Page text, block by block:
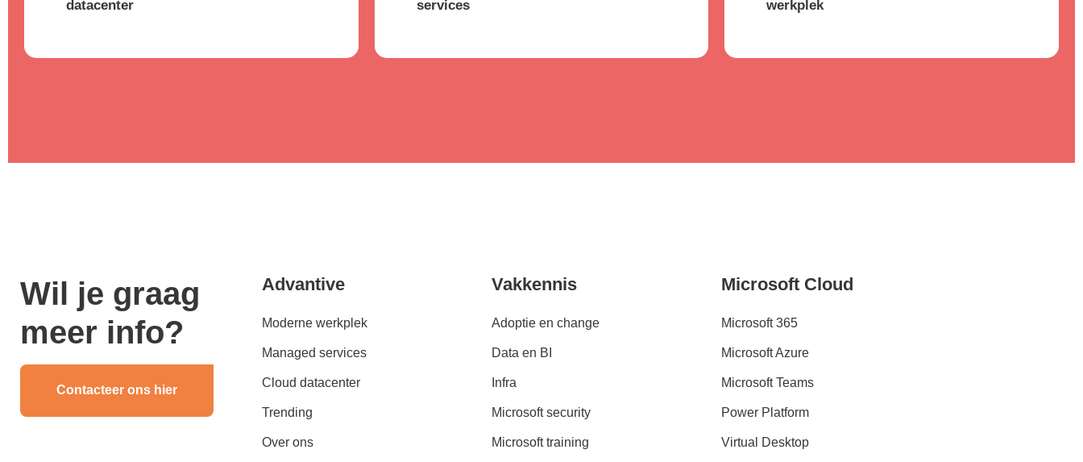
datacenter
services
werkplek
Wil je graag
meer info?
Contacteer ons hier
Advantive
Moderne werkplek
Managed services
Cloud datacenter
Trending
Over ons
Vakkennis
Adoptie en change
Data en BI
Infra
Microsoft security
Microsoft training
Microsoft Cloud
Microsoft 365
Microsoft Azure
Microsoft Teams
Power Platform
Virtual Desktop